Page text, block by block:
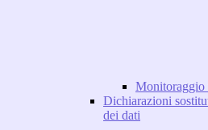
Monitoraggio
Dichiarazioni
dei dati